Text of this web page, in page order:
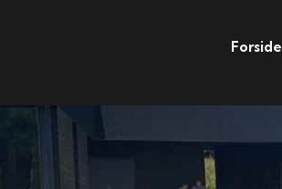
Forside